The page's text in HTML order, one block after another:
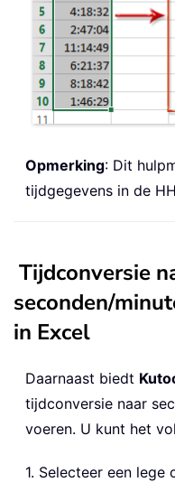
Opmerking: Dit
tijdgegevens in de
Tijdconversie
seconden/
in Excel
Daarnaast biedt
tijdconversie naar
voeren. U kunt het
1. Selecteer een